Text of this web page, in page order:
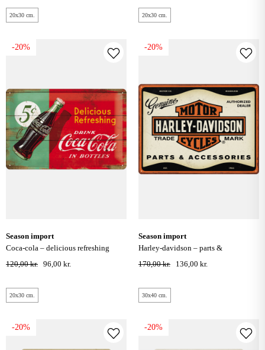
20x30 cm. 20x30 cm.
-20%
season import
coca-cola – delicious refreshing
green metal skilt 20x30 cm.
120,00 kr. 96,00 kr.
20x30 cm.
-20%
season import
harley-davidson – parts &
accessories metal skilt 30x40 cm.
170,00 kr. 136,00 kr.
30x40 cm.
-20% -20%